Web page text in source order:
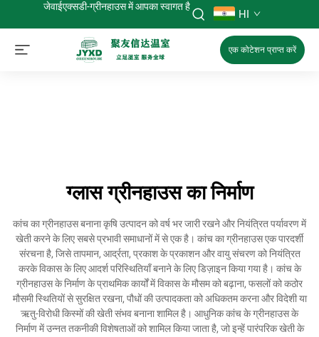
जेवाईएक्सडी-ग्रीनहाउस में आपका स्वागत है
HI
एक कोटेशन प्राप्त करें
ग्लास ग्रीनहाउस का निर्माण
कांच का ग्रीनहाउस बनाना कृषि उत्पादन को वर्ष भर जारी रखने और नियंत्रित पर्यावरण में
खेती करने के लिए सबसे प्रभावी समाधानों में से एक है। कांच का ग्रीनहाउस एक पारदर्शी
संरचना है, जिसे तापमान, आर्द्रता, प्रकाश के प्रकाशन और वायु संचरण को नियंत्रित
करके विकास के लिए आदर्श परिस्थितियाँ बनाने के लिए डिज़ाइन किया गया है। कांच के
ग्रीनहाउस के निर्माण के प्राथमिक कार्यों में विकास के मौसम को बढ़ाना, फसलों को कठोर
मौसमी स्थितियों से सुरक्षित रखना, पौधों की उत्पादकता को अधिकतम करना और विदेशी या
ऋतु-विरोधी किस्मों की खेती संभव बनाना शामिल है। आधुनिक कांच के ग्रीनहाउस के
निर्माण में उन्नत तकनीकी विशेषताओं को शामिल किया जाता है, जो इन्हें पारंपरिक खेती के